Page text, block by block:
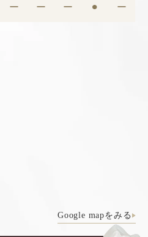
ー ー ー ⚫︎ ー
Google mapをみる